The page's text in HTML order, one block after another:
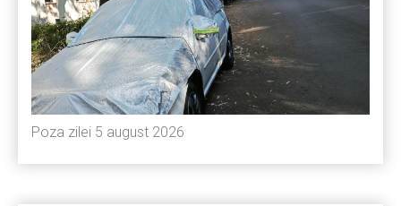
Poza zilei 5 august 2026